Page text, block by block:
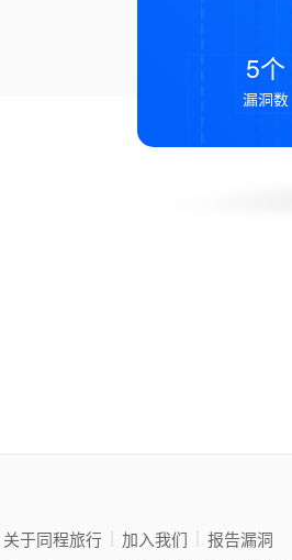
5个
漏洞数
关于同程旅行 加入我们 报告漏洞